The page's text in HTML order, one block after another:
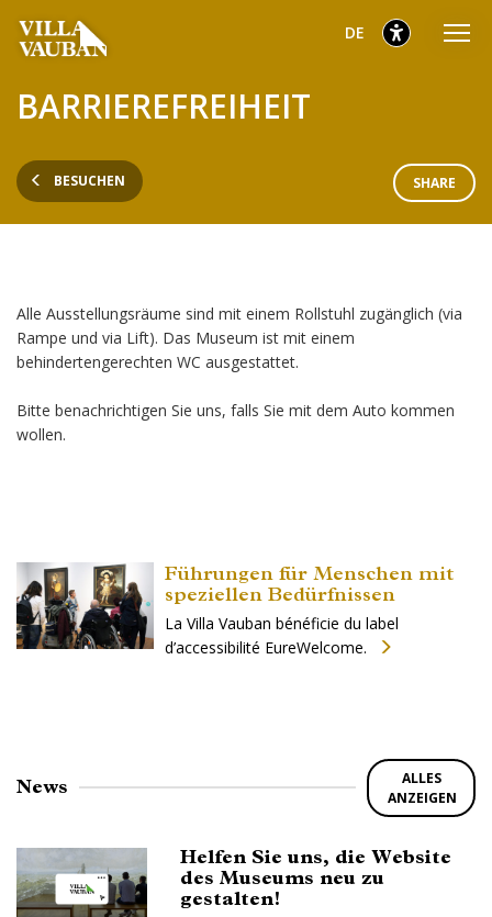
Zum
Hauptmenü
Zum
Inhalt
Zur
Fußzeile
ausgewählt
Deutsch
DE
BESUCHEN
BARRIEREFREIHEIT
SHARE
Alle Ausstellungsräume sind mit einem Rollstuhl zugänglich (via
Rampe und via Lift). Das Museum ist mit einem
behindertengerechten WC ausgestattet.
Bitte benachrichtigen Sie uns, falls Sie mit dem Auto kommen
wollen.
Führungen für Menschen mit
speziellen Bedürfnissen
La Villa Vauban bénéficie du label
d’accessibilité EureWelcome.
News
ALLES
ANZEIGEN
Helfen Sie uns, die Website
des Museums neu zu
gestalten!